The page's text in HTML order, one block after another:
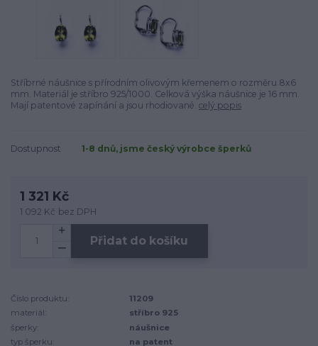
Stříbrné náušnice s přírodním olivovým křemenem o rozměru 8x6
mm. Materiál je stříbro 925/1000. Celková výška náušnice je 16 mm.
Mají patentové zapínání a jsou rhodiované. celý popis
Dostupnost 1-8 dnů, jsme český výrobce šperků
1 321 Kč
1 092 Kč bez DPH
Přidat do košíku
Číslo produktu:
11209
materiál:
stříbro 925
šperky:
náušnice
typ šperku:
na patent